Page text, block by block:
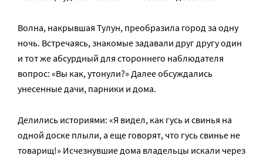
Волна, накрывшая Тулун, преобразила город за одну
ночь. Встречаясь, знакомые задавали друг другу один
и тот же абсурдный для стороннего наблюдателя
вопрос: «Вы как, утонули?» Далее обсуждались
унесенные дачи, парники и дома.
Делились историями: «Я видел, как гусь и свинья на
одной доске плыли, а еще говорят, что гусь свинье не
товарищ!» Исчезнувшие дома владельцы искали через